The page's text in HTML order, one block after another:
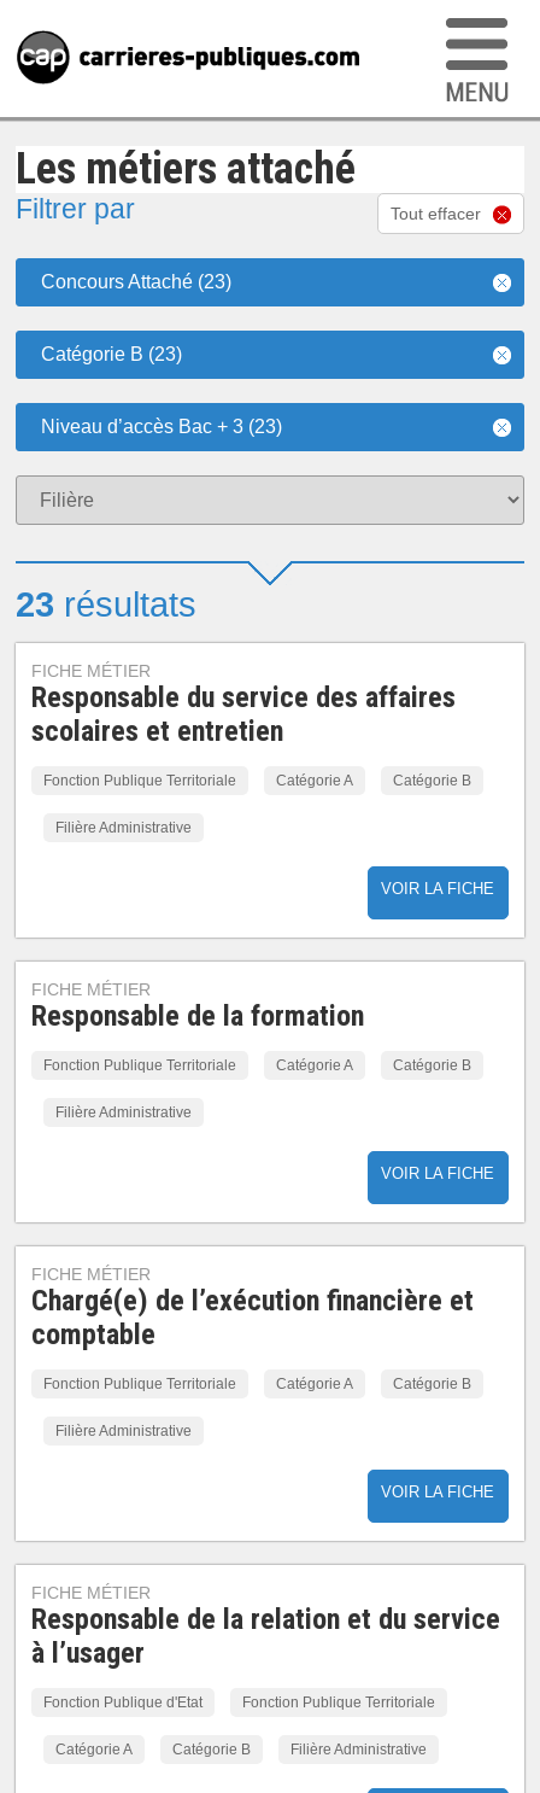
Les métiers attaché
Filtrer par Tout effacer
Concours Attaché (23)
Catégorie B (23)
Niveau d’accès Bac + 3 (23)
23 résultats
FICHE MÉTIER
Responsable du service des affaires
scolaires et entretien
Fonction Publique Territoriale Catégorie A Catégorie B
Filière Administrative
VOIR LA FICHE
FICHE MÉTIER
Responsable de la formation
Fonction Publique Territoriale Catégorie A Catégorie B
Filière Administrative
VOIR LA FICHE
FICHE MÉTIER
Chargé(e) de l’exécution financière et
comptable
Fonction Publique Territoriale Catégorie A Catégorie B
Filière Administrative
VOIR LA FICHE
FICHE MÉTIER
Responsable de la relation et du service
à l’usager
Fonction Publique d'Etat Fonction Publique Territoriale
Catégorie A Catégorie B Filière Administrative